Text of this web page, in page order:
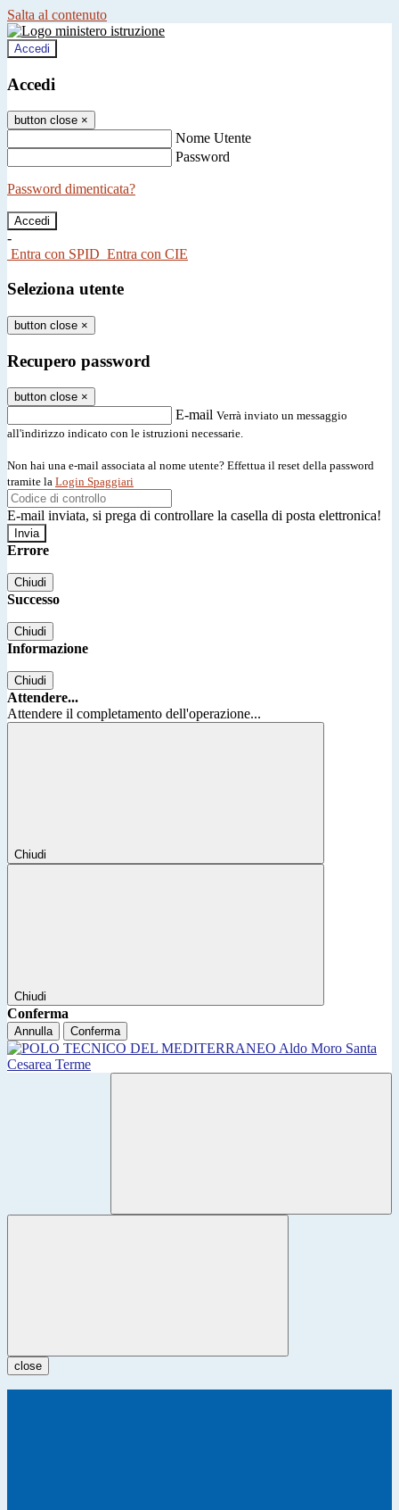
Salta al contenuto
Accedi
Accedi
button close ×
Nome Utente
Password
Password dimenticata?
-
Entra con SPID Entra con CIE
Seleziona utente
button close ×
Recupero password
button close ×
E-mail Verrà inviato un messaggio
all'indirizzo indicato con le istruzioni necessarie.
Non hai una e-mail associata al nome utente? Effettua il reset della password
tramite la Login Spaggiari
E-mail inviata, si prega di controllare la casella di posta elettronica!
Errore
Chiudi
Successo
Chiudi
Informazione
Chiudi
Attendere...
Attendere il completamento dell'operazione...
Chiudi
Chiudi
Conferma
Annulla Conferma
close